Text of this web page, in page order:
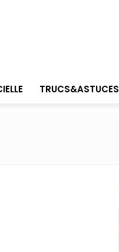
TRUCS&ASTUCES